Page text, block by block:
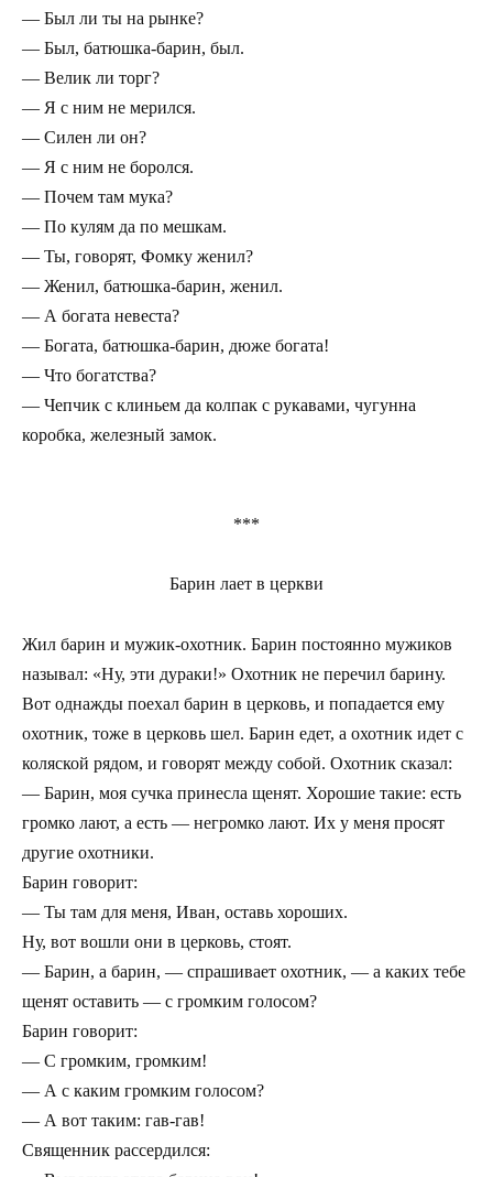
— Был ли ты на рынке?
— Был, батюшка-барин, был.
— Велик ли торг?
— Я с ним не мерился.
— Силен ли он?
— Я с ним не боролся.
— Почем там мука?
— По кулям да по мешкам.
— Ты, говорят, Фомку женил?
— Женил, батюшка-барин, женил.
— А богата невеста?
— Богата, батюшка-барин, дюже богата!
— Что богатства?
— Чепчик с клиньем да колпак с рукавами, чугунна
коробка, железный замок.
***
Барин лает в церкви
Жил барин и мужик-охотник. Барин постоянно мужиков
называл: «Ну, эти дураки!» Охотник не перечил барину.
Вот однажды поехал барин в церковь, и попадается ему
охотник, тоже в церковь шел. Барин едет, а охотник идет с
коляской рядом, и говорят между собой. Охотник сказал:
— Барин, моя сучка принесла щенят. Хорошие такие: есть
громко лают, а есть — негромко лают. Их у меня просят
другие охотники.
Барин говорит:
— Ты там для меня, Иван, оставь хороших.
Ну, вот вошли они в церковь, стоят.
— Барин, а барин, — спрашивает охотник, — а каких тебе
щенят оставить — с громким голосом?
Барин говорит:
— С громким, громким!
— А с каким громким голосом?
— А вот таким: гав-гав!
Священник рассердился: